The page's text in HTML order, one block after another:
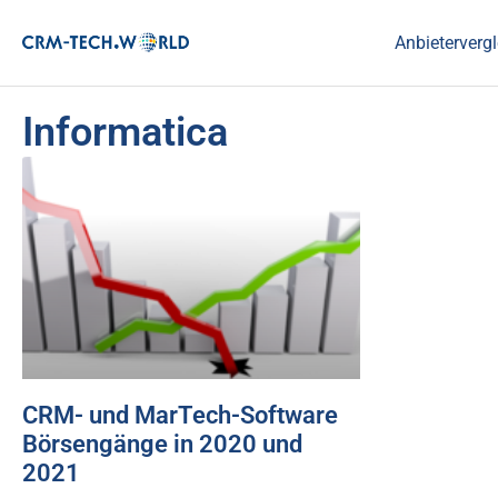
Informatica
CRM- und MarTech-Software
Börsengänge in 2020 und
2021